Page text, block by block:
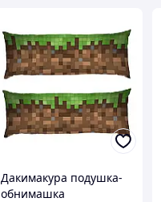
Дакимакура подушка-
обнимашка